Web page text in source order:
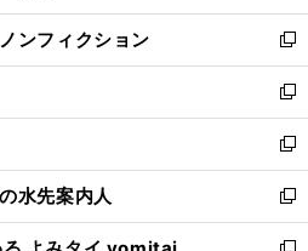
開
く
ウ
で
開
く
ン
ド
ウ
で
開
く
ウ
ィ
ン
ド
ウ
で
開
く
ンフィクション
新
し
い
ウ
ィ
ン
ド
ウ
新
し
い
ウ
ィ
ン
新
し
い
ウ
水先案内人
新
し